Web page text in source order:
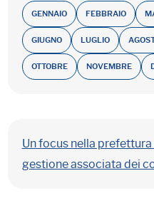
GENNAIO FEBBRAIO
GIUGNO LUGLIO
OTTOBRE NOVEMBRE
Un focus nella
gestione associata dei